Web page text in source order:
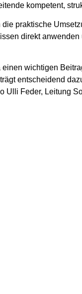
kompetent,
praktische
direkt
wichtigen
entscheidend
Ulli Feder, Leitung